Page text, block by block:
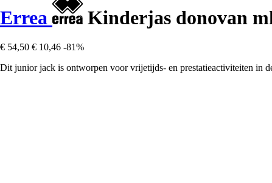
Errea Kinderjas donovan
€ 54,50 € 10,46 -81%
Dit junior jack is ontworpen voor vrijetijds- en prestatieactiviteiten in